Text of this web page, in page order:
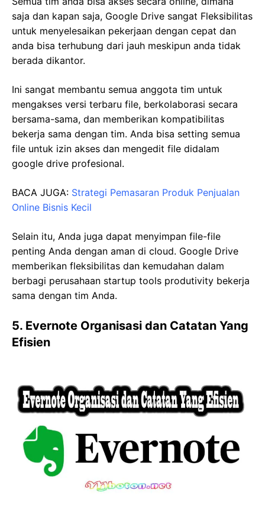
saja dan kapan saja, Google Drive sangat Fleksibilitas
untuk menyelesaikan pekerjaan dengan cepat dan
anda bisa terhubung dari jauh meskipun anda tidak
berada dikantor.
Ini sangat membantu semua anggota tim untuk
mengakses versi terbaru file, berkolaborasi secara
bersama-sama, dan memberikan kompatibilitas
bekerja sama dengan tim. Anda bisa setting semua
file untuk izin akses dan mengedit file didalam
google drive profesional.
BACA JUGA: Strategi Pemasaran Produk Penjualan
Online Bisnis Kecil
Selain itu, Anda juga dapat menyimpan file-file
penting Anda dengan aman di cloud. Google Drive
memberikan fleksibilitas dan kemudahan dalam
berbagi perusahaan startup tools produtivity bekerja
sama dengan tim Anda.
5. Evernote Organisasi dan Catatan Yang
Efisien